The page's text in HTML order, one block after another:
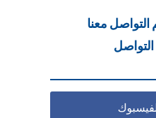
التواصل معنا